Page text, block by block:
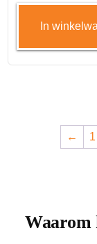
In
← 1
Waarom